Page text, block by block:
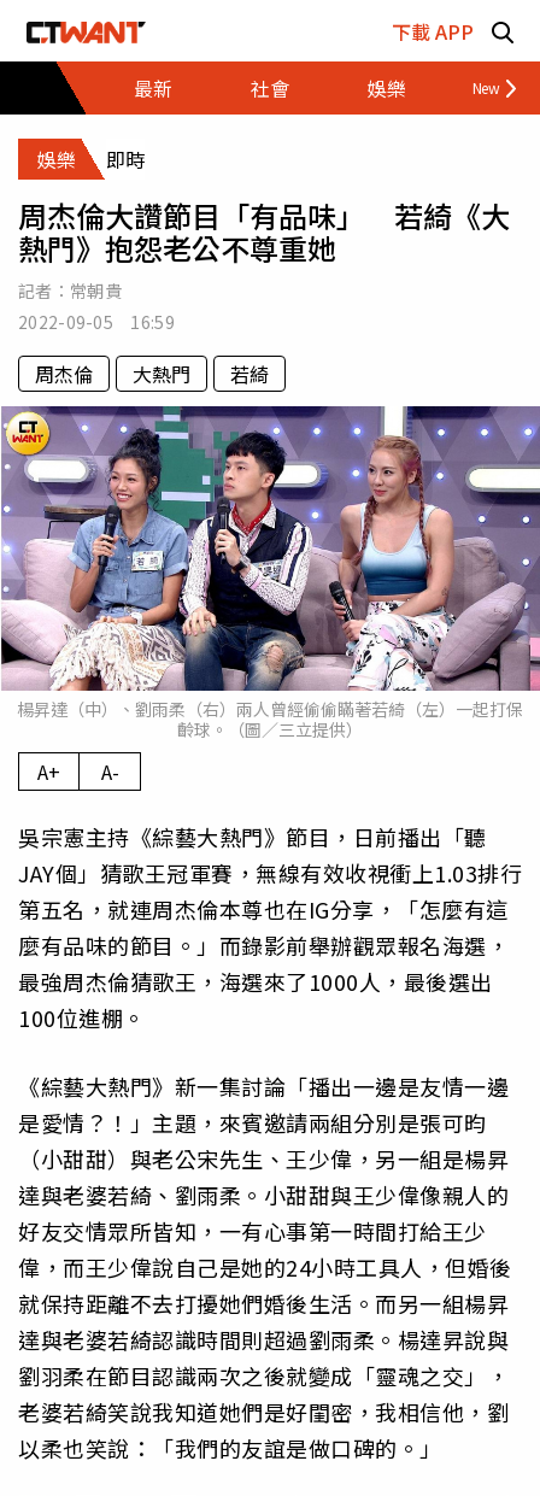
下載 APP
最新
社會 娛樂 財經
娛樂 即時
周杰倫大讚節目「有品味」 若綺《大
熱門》抱怨老公不尊重她
記者： 常朝貴
2022-09-05 16:59
周杰倫 大熱門 若綺
楊昇達（中）、劉雨柔（右）兩人曾經偷偷瞞著若綺（左）一起打保
齡球。（圖／三立提供）
A+ A-
吳宗憲主持《綜藝大熱門》節目，日前播出「聽
JAY個」猜歌王冠軍賽，無線有效收視衝上1.03排行
第五名，就連周杰倫本尊也在IG分享，「怎麼有這
麼有品味的節目。」而錄影前舉辦觀眾報名海選，
最強周杰倫猜歌王，海選來了1000人，最後選出
100位進棚。
《綜藝大熱門》新一集討論「播出一邊是友情一邊
是愛情？！」主題，來賓邀請兩組分別是張可昀
（小甜甜）與老公宋先生、王少偉，另一組是楊昇
達與老婆若綺、劉雨柔。小甜甜與王少偉像親人的
好友交情眾所皆知，一有心事第一時間打給王少
偉，而王少偉說自己是她的24小時工具人，但婚後
就保持距離不去打擾她們婚後生活。而另一組楊昇
達與老婆若綺認識時間則超過劉雨柔。楊達昇說與
劉羽柔在節目認識兩次之後就變成「靈魂之交」，
老婆若綺笑說我知道她們是好閨密，我相信他，劉
以柔也笑說：「我們的友誼是做口碑的。」